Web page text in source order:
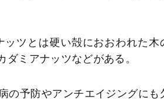
ツとは硬い殻におおわれた木
ミアナッツなどがある。
の予防やアンチエイジングにも